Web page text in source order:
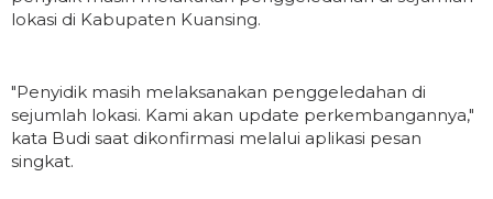
lokasi di Kabupaten Kuansing.
"Penyidik masih melaksanakan penggeledahan di
sejumlah lokasi. Kami akan update perkembangannya,"
kata Budi saat dikonfirmasi melalui aplikasi pesan
singkat.